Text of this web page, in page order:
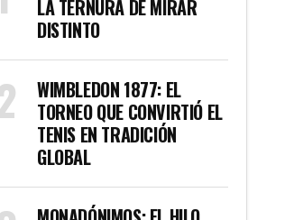
LA TERNURA DE MIRAR
DISTINTO
WIMBLEDON 1877: EL
TORNEO QUE CONVIRTIÓ EL
TENIS EN TRADICIÓN
GLOBAL